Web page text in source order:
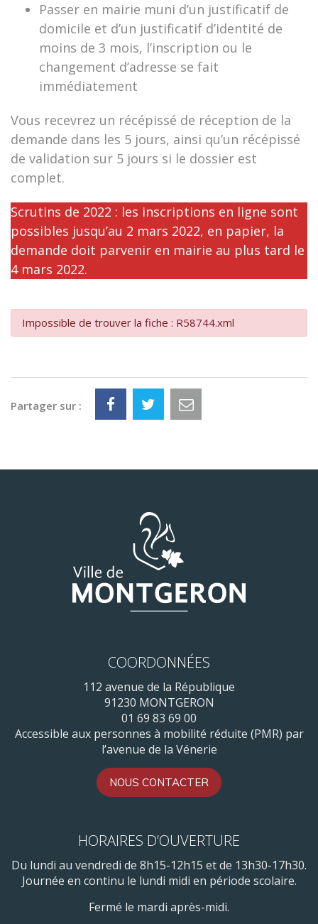
Passer en mairie muni d’un justificatif de
domicile et d’un justificatif d’identité de
moins de 3 mois, l’inscription ou le
changement d’adresse se fait
immédiatement
Vous recevrez un récépissé de réception de la
demande dans les 5 jours, ainsi qu’un récépissé
de validation sur 5 jours si le dossier est
complet.
Scrutins de 2022 : les inscriptions en ligne sont
possibles jusqu’au 2 mars 2022, en papier, la
demande doit parvenir en mairie au plus tard le
4 mars 2022.
Impossible de trouver la fiche : R58744.xml
Partager sur :
COORDONNÉES
112 avenue de la République
91230 MONTGERON
01 69 83 69 00
Accessible aux personnes à mobilité réduite (PMR) par
l’avenue de la Vénerie
NOUS CONTACTER
HORAIRES D’OUVERTURE
Du lundi au vendredi de 8h15-12h15 et de 13h30-17h30.
Journée en continu le lundi midi en période scolaire.
Fermé le mardi après-midi.